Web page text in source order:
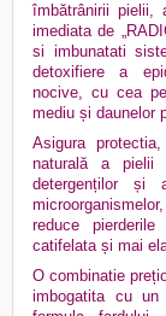
îmbătrânirii pielii,
imediata de
si imbunatati
detoxifiere a
nocive, cu cea
mediu și daunelor
Asigura
naturală a pielii
detergenților și
reduce
catifelata și mai
O combinatie
imbogatita cu